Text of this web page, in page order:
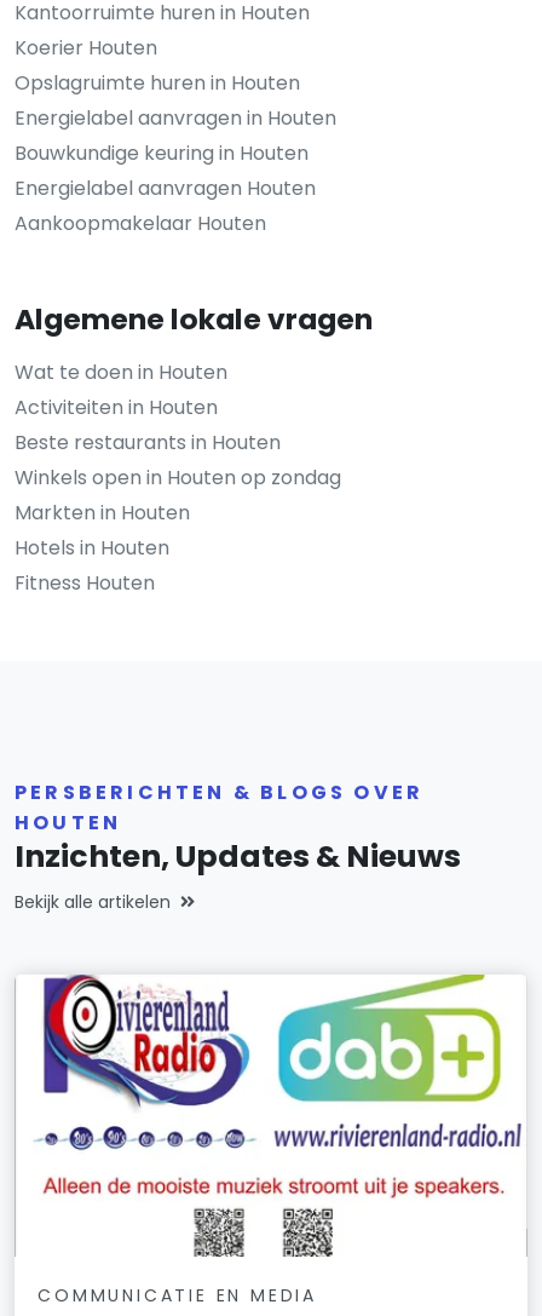
Kantoorruimte huren in Houten
Koerier Houten
Opslagruimte huren in Houten
Energielabel aanvragen in Houten
Bouwkundige keuring in Houten
Energielabel aanvragen Houten
Aankoopmakelaar Houten
Algemene lokale vragen
Wat te doen in Houten
Activiteiten in Houten
Beste restaurants in Houten
Winkels open in Houten op zondag
Markten in Houten
Hotels in Houten
Fitness Houten
PERSBERICHTEN & BLOGS OVER
HOUTEN
Inzichten, Updates & Nieuws
Bekijk alle artikelen
COMMUNICATIE EN MEDIA